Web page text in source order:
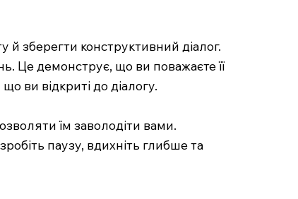
й зберегти конструктивний діалог.
Це демонструє, що ви поважаєте її
ви відкриті до діалогу.
їм заволодіти вами.
паузу, вдихніть глибше та